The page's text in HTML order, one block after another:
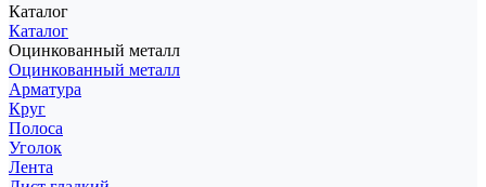
Каталог
Каталог
Оцинкованный металл
Оцинкованный металл
Арматура
Круг
Полоса
Уголок
Лента